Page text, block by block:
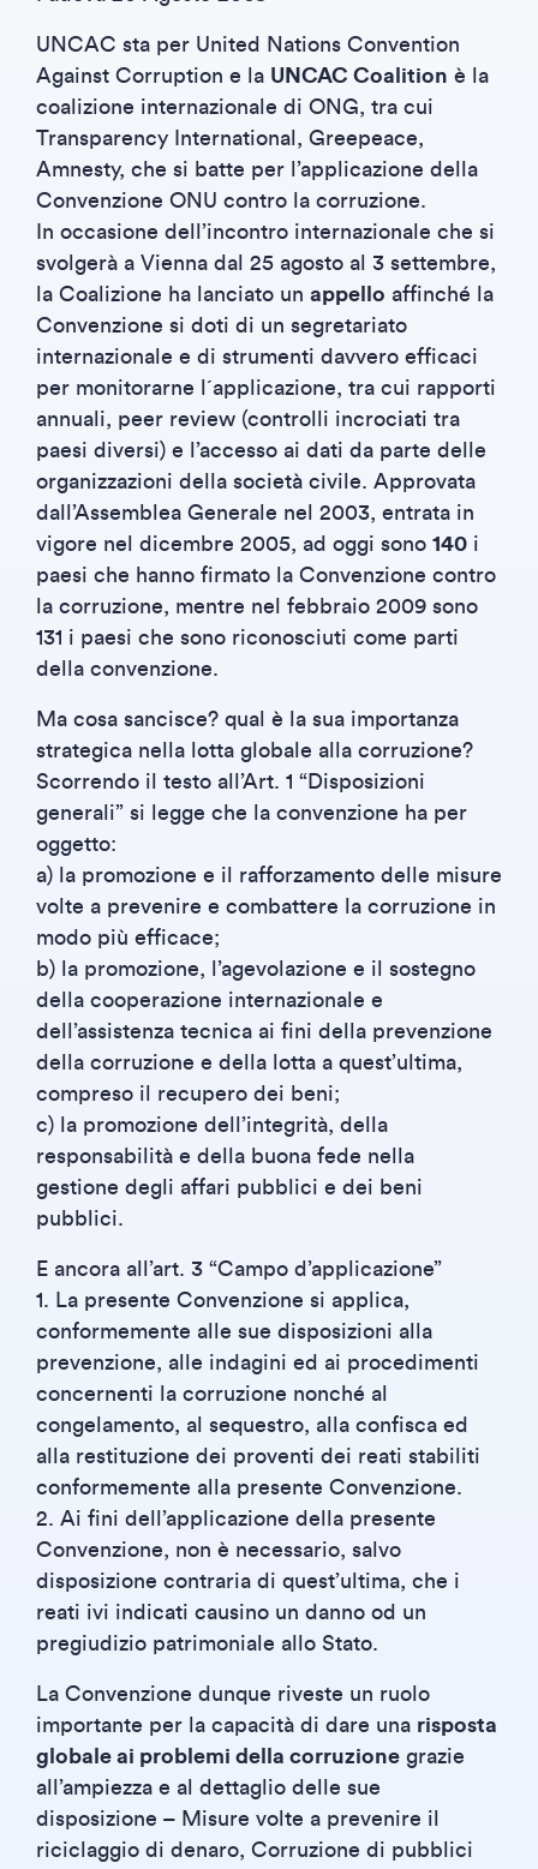
UNCAC sta per United Nations Convention
Against Corruption e la UNCAC Coalition è la
coalizione internazionale di ONG, tra cui
Transparency International, Greepeace,
Amnesty, che si batte per l’applicazione della
Convenzione ONU contro la corruzione.
In occasione dell’incontro internazionale che si
svolgerà a Vienna dal 25 agosto al 3 settembre,
la Coalizione ha lanciato un appello affinché la
Convenzione si doti di un segretariato
internazionale e di strumenti davvero efficaci
per monitorarne l´applicazione, tra cui rapporti
annuali, peer review (controlli incrociati tra
paesi diversi) e l’accesso ai dati da parte delle
organizzazioni della società civile. Approvata
dall’Assemblea Generale nel 2003, entrata in
vigore nel dicembre 2005, ad oggi sono 140 i
paesi che hanno firmato la Convenzione contro
la corruzione, mentre nel febbraio 2009 sono
131 i paesi che sono riconosciuti come parti
della convenzione.
Ma cosa sancisce? qual è la sua importanza
strategica nella lotta globale alla corruzione?
Scorrendo il testo all’Art. 1 “Disposizioni
generali” si legge che la convenzione ha per
oggetto:
a) la promozione e il rafforzamento delle misure
volte a prevenire e combattere la corruzione in
modo più efficace;
b) la promozione, l’agevolazione e il sostegno
della cooperazione internazionale e
dell’assistenza tecnica ai fini della prevenzione
della corruzione e della lotta a quest’ultima,
compreso il recupero dei beni;
c) la promozione dell’integrità, della
responsabilità e della buona fede nella
gestione degli affari pubblici e dei beni
pubblici.
E ancora all’art. 3 “Campo d’applicazione”
1. La presente Convenzione si applica,
conformemente alle sue disposizioni alla
prevenzione, alle indagini ed ai procedimenti
concernenti la corruzione nonché al
congelamento, al sequestro, alla confisca ed
alla restituzione dei proventi dei reati stabiliti
conformemente alla presente Convenzione.
2. Ai fini dell’applicazione della presente
Convenzione, non è necessario, salvo
disposizione contraria di quest’ultima, che i
reati ivi indicati causino un danno od un
pregiudizio patrimoniale allo Stato.
La Convenzione dunque riveste un ruolo
importante per la capacità di dare una risposta
globale ai problemi della corruzione grazie
all’ampiezza e al dettaglio delle sue
disposizione – Misure volte a prevenire il
riciclaggio di denaro, Corruzione di pubblici